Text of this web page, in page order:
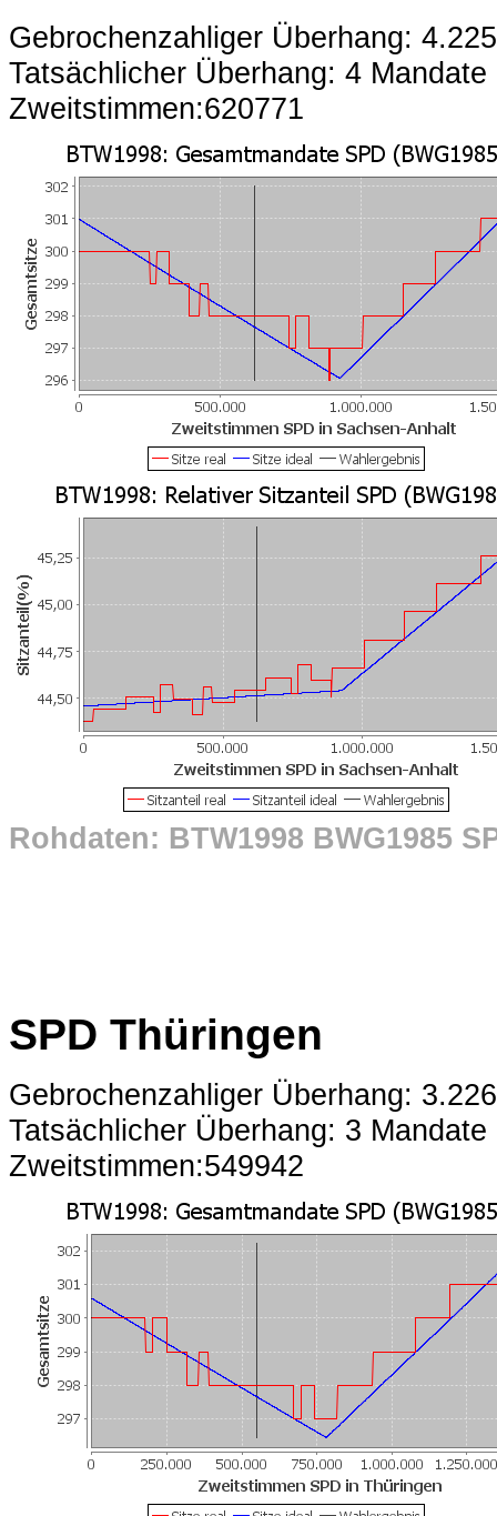
Gebrochenzahliger Überhang:
Tatsächlicher Überhang: 4 Mandate
Zweitstimmen:620771
Rohdaten: BTW1998 BWG1985
SPD Thüringen
Gebrochenzahliger Überhang:
Tatsächlicher Überhang: 3 Mandate
Zweitstimmen:549942